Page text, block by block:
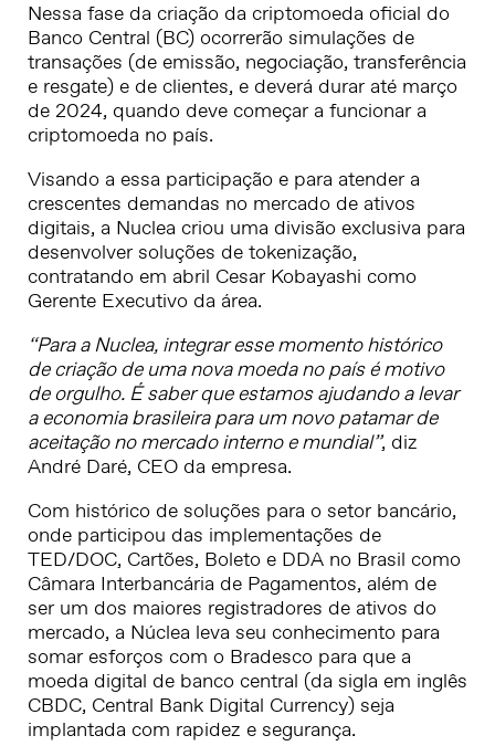
Nessa fase da criação da criptomoeda oficial do
Banco Central (BC) ocorrerão simulações de
transações (de emissão, negociação, transferência
e resgate) e de clientes, e deverá durar até março
de 2024, quando deve começar a funcionar a
criptomoeda no país.
Visando a essa participação e para atender a
crescentes demandas no mercado de ativos
digitais, a Nuclea criou uma divisão exclusiva para
desenvolver soluções de tokenização,
contratando em abril Cesar Kobayashi como
Gerente Executivo da área.
“Para a Nuclea, integrar esse momento histórico
de criação de uma nova moeda no país é motivo
de orgulho. É saber que estamos ajudando a levar
a economia brasileira para um novo patamar de
aceitação no mercado interno e mundial”, diz
André Daré, CEO da empresa.
Com histórico de soluções para o setor bancário,
onde participou das implementações de
TED/DOC, Cartões, Boleto e DDA no Brasil como
Câmara Interbancária de Pagamentos, além de
ser um dos maiores registradores de ativos do
mercado, a Núclea leva seu conhecimento para
somar esforços com o Bradesco para que a
moeda digital de banco central (da sigla em inglês
CBDC, Central Bank Digital Currency) seja
implantada com rapidez e segurança.